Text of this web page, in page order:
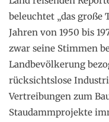
beleuchtet „das große
Jahren von 1950 bis
zwar seine Stimmen
Landbevölkerung
rücksichtslose
Vertreibungen zum
Staudammprojekte